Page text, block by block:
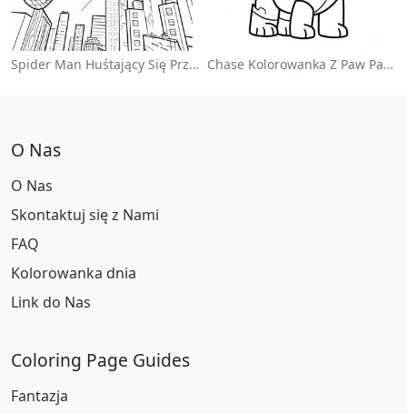
Spider Man Huśtający Się Przez Miasto - Kolorowanka Chase Kolorowanka Z Paw Patrol
O Nas
O Nas
Skontaktuj się z Nami
FAQ
Kolorowanka dnia
Link do Nas
Coloring Page Guides
Fantazja